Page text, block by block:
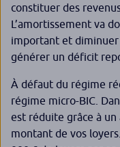
constituer des
L’amortissement va
important et
générer un déficit
À défaut du régime
régime micro-BIC.
est réduite grâce à
montant de vos